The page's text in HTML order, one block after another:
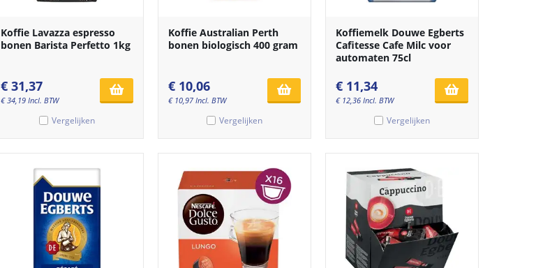
Koffie Lavazza espresso
bonen Barista Perfetto 1kg
€ 31,37
€34,19 Incl. BTW
Vergelijken
Koffie Australian Perth
bonen biologisch 400 gram
€ 10,06
€ 10,97 Incl. BTW
Vergelijken
Koffiemelk Douwe Egberts
Cafitesse Cafe Milc voor
automaten 75cl
€ 11,34
€ 12,36 Incl. BTW
Vergelijken